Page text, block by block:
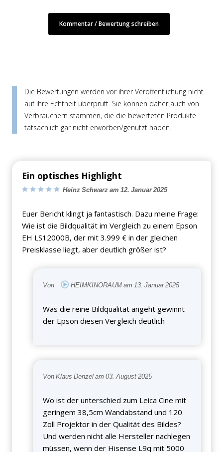
Kommentar / Bewertung schreiben
Die Bewertungen werden vor ihrer Veröffentlichung nicht
auf ihre Echtheit überprüft. Sie können daher auch von
Verbrauchern stammen, die die bewerteten Produkte
tatsächlich gar nicht erworben/genutzt haben.
Ein optisches Highlight
Heinz Schwarz am 12. Januar 2025
Euer Bericht klingt ja fantastisch. Dazu meine Frage:
Wie ist die Bildqualität im Vergleich zu einem Epson
EH LS12000B, der mit 3.999 € in der gleichen
Preisklasse liegt, aber deutlich größer ist?
Von HEIMKINORAUM am 13. Januar 2025
Was die reine Bildqualität angeht gewinnt
der Epson diesen Vergleich deutlich
Von Klaus Denzel am 03. August 2025
Wo ist der unterschied zum Leica Cine mit
geringem 38,5cm Wandabstand und 120
Zoll Projektor in der Qualität des Bildes?
Und werden nicht alle Hersteller nachlegen
müssen, wenn der Hisense L9q mit 5000